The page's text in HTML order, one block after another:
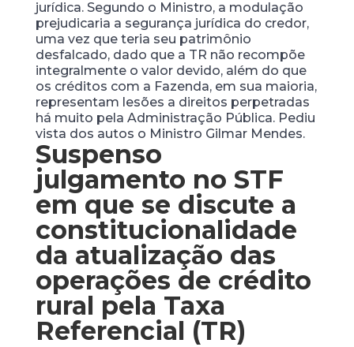
jurídica. Segundo o Ministro, a modulação
prejudicaria a segurança jurídica do credor,
uma vez que teria seu patrimônio
desfalcado, dado que a TR não recompõe
integralmente o valor devido, além do que
os créditos com a Fazenda, em sua maioria,
representam lesões a direitos perpetradas
há muito pela Administração Pública. Pediu
vista dos autos o Ministro Gilmar Mendes.
Suspenso
julgamento no STF
em que se discute a
constitucionalidade
da atualização das
operações de crédito
rural pela Taxa
Referencial (TR)